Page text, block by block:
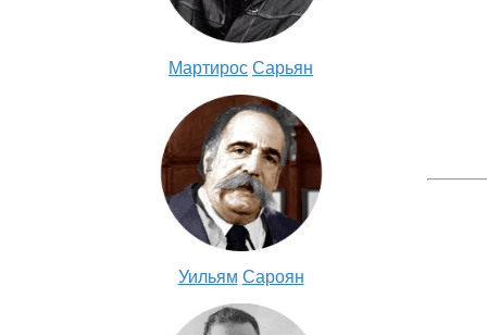
Мартирос Сарьян
Уильям Сароян